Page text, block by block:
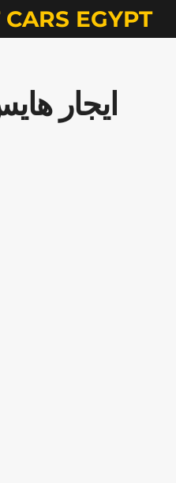
CARS EGYPT
ايجار